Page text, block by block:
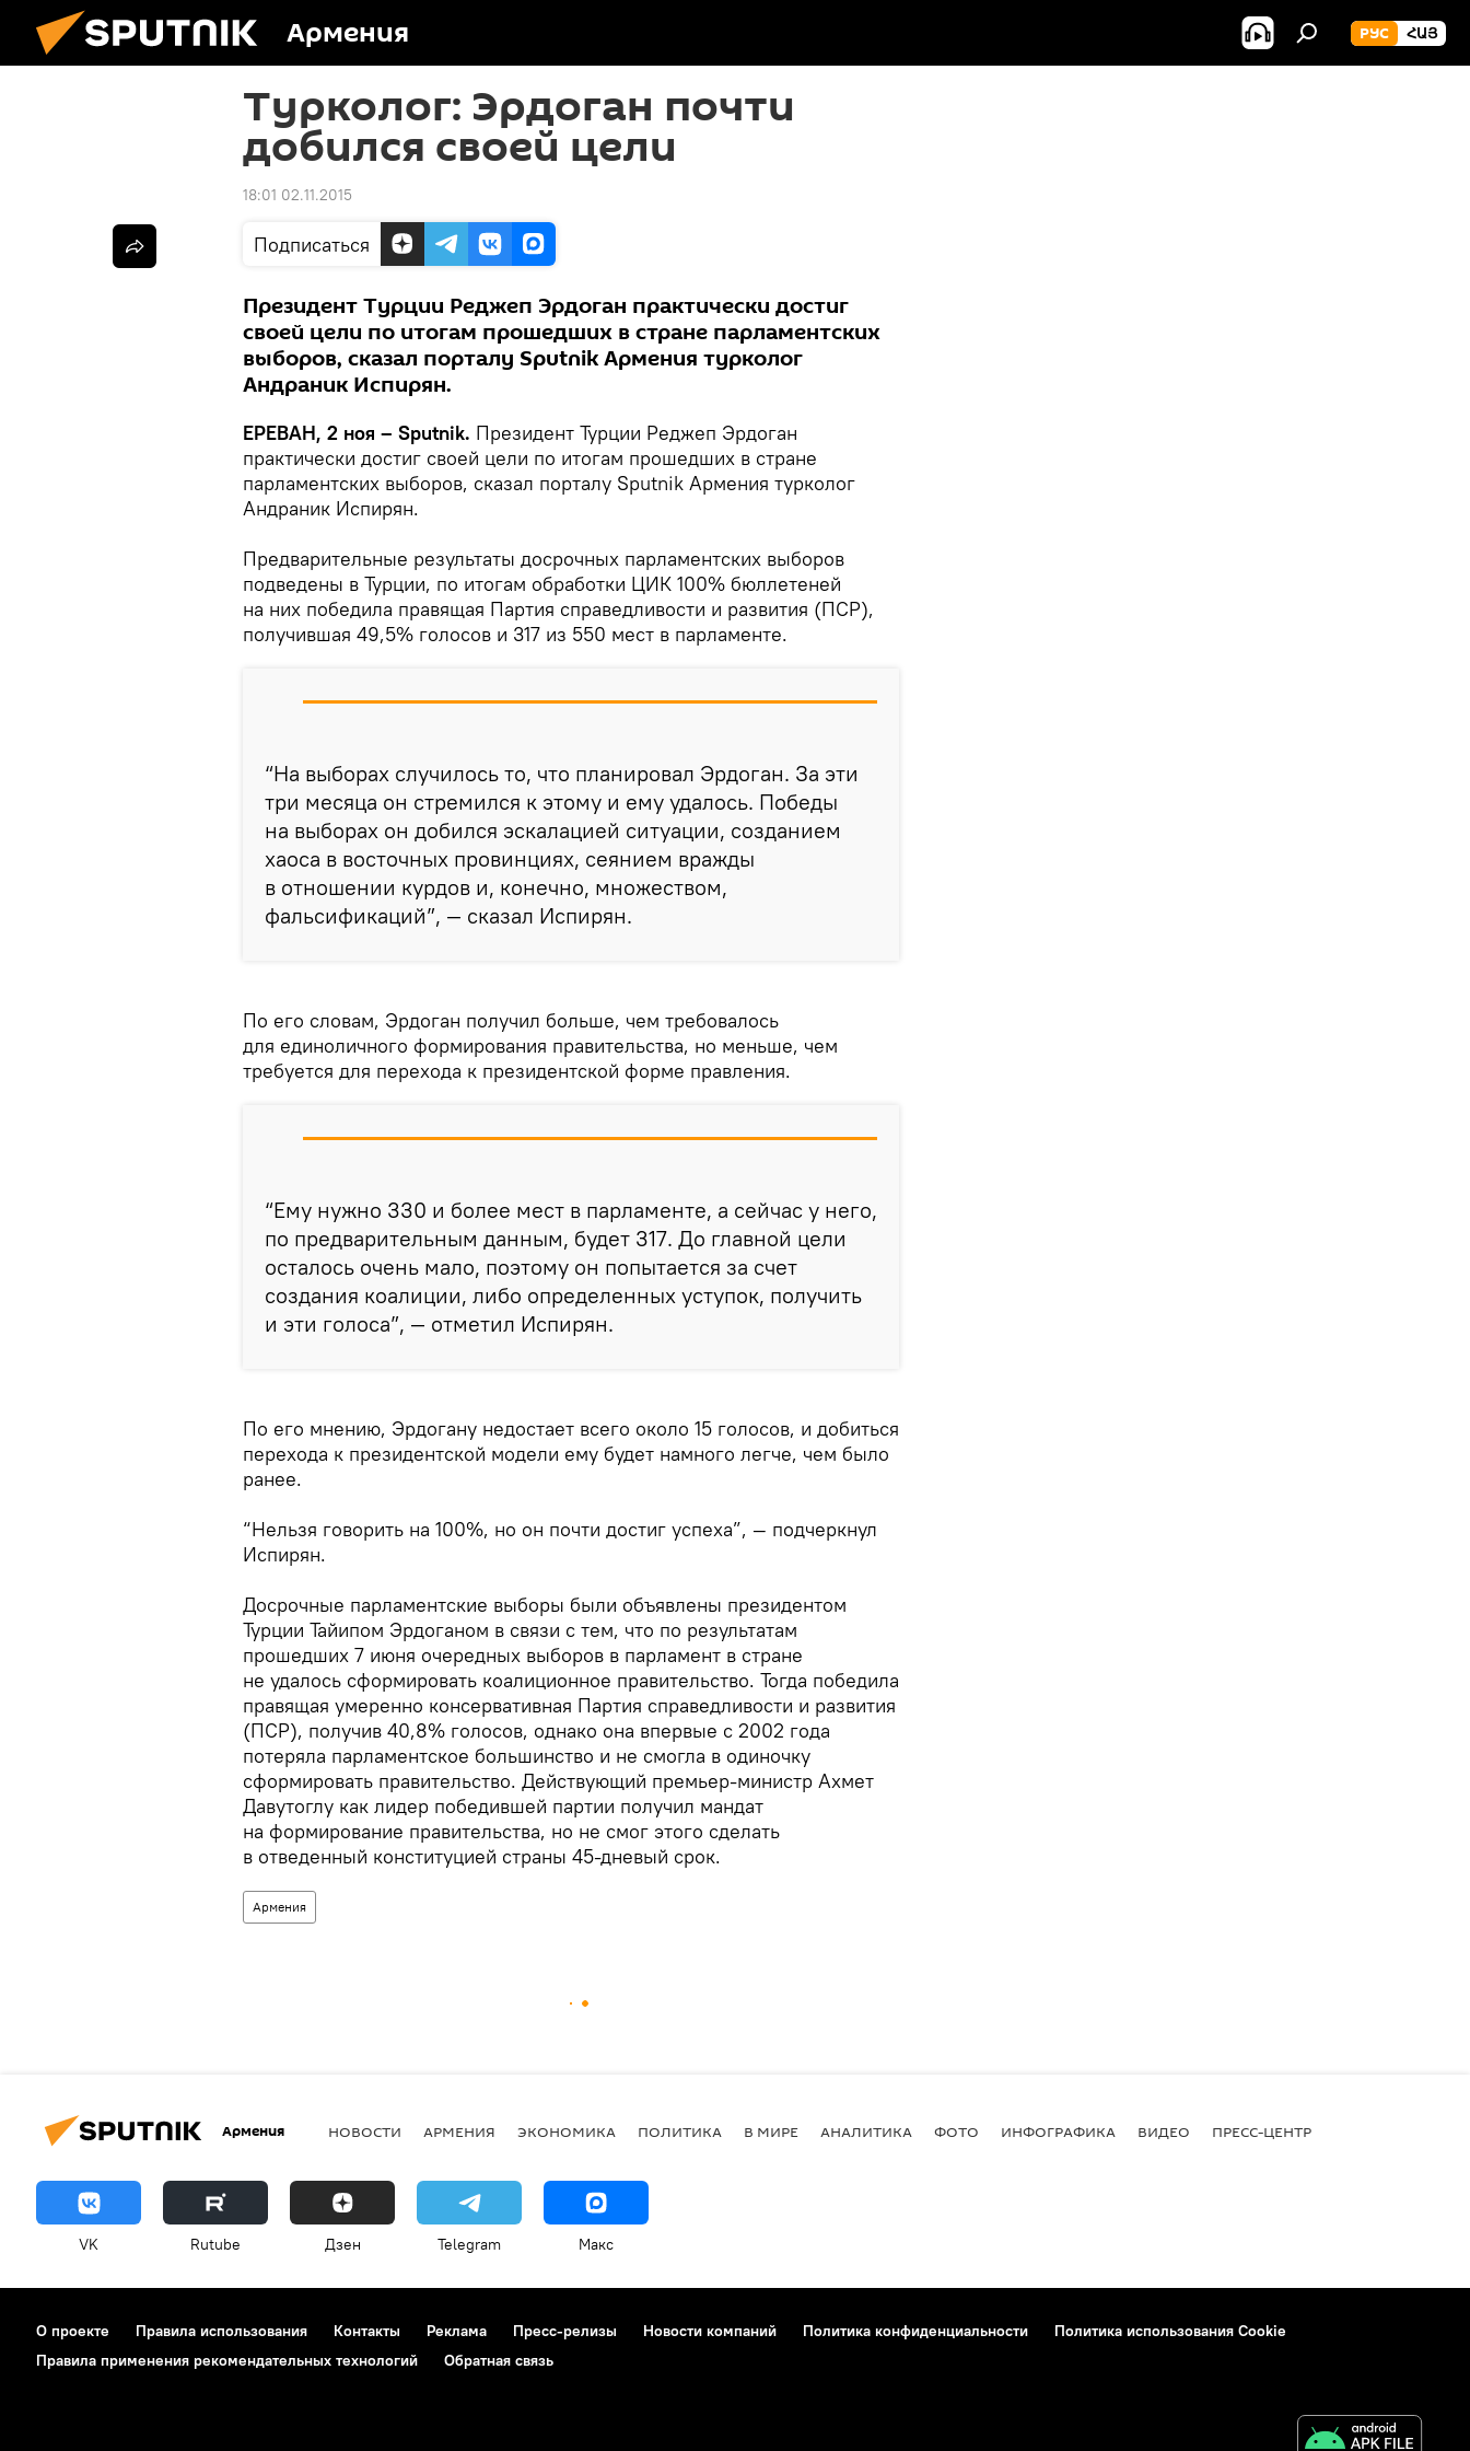
Армения РУС ՀԱՅ
Турколог: Эрдоган почти
добился своей цели
18:01 02.11.2015
Подписаться
Президент Турции Реджеп Эрдоган практически достиг
своей цели по итогам прошедших в стране парламентских
выборов, сказал порталу Sputnik Армения турколог
Андраник Испирян.
ЕРЕВАН, 2 ноя – Sputnik. Президент Турции Реджеп Эрдоган
практически достиг своей цели по итогам прошедших в стране
парламентских выборов, сказал порталу Sputnik Армения турколог
Андраник Испирян.
Предварительные результаты досрочных парламентских выборов
подведены в Турции, по итогам обработки ЦИК 100% бюллетеней
на них победила правящая Партия справедливости и развития (ПСР),
получившая 49,5% голосов и 317 из 550 мест в парламенте.
“На выборах случилось то, что планировал Эрдоган. За эти
три месяца он стремился к этому и ему удалось. Победы
на выборах он добился эскалацией ситуации, созданием
хаоса в восточных провинциях, сеянием вражды
в отношении курдов и, конечно, множеством,
фальсификаций”, — сказал Испирян.
По его словам, Эрдоган получил больше, чем требовалось
для единоличного формирования правительства, но меньше, чем
требуется для перехода к президентской форме правления.
“Ему нужно 330 и более мест в парламенте, а сейчас у него,
по предварительным данным, будет 317. До главной цели
осталось очень мало, поэтому он попытается за счет
создания коалиции, либо определенных уступок, получить
и эти голосa”, — отметил Испирян.
По его мнению, Эрдоганy недостает всего около 15 голосов, и добиться
перехода к президентской модели ему будет намного легче, чем было
ранее.
“Нельзя говорить на 100%, но он почти достиг успеха”, — подчеркнул
Испирян.
Досрочные парламентские выборы были объявлены президентом
Турции Тайипом Эрдоганом в связи с тем, что по результатам
прошедших 7 июня очередных выборов в парламент в стране
не удалось сформировать коалиционное правительство. Тогда победила
правящая умеренно консервативная Партия справедливости и развития
(ПСР), получив 40,8% голосов, однако она впервые с 2002 года
потеряла парламентское большинство и не смогла в одиночку
сформировать правительство. Действующий премьер-министр Ахмет
Давутоглу как лидер победившей партии получил мандат
на формирование правительства, но не смог этого сделать
в отведенный конституцией страны 45-дневый срок.
Армения
Армения НОВОСТИ АРМЕНИЯ ЭКОНОМИКА ПОЛИТИКА В МИРЕ АНАЛИТИКА ФОТО ИНФОГРАФИКА ВИДЕО ПРЕСС-ЦЕНТР
VK Rutube Дзен Telegram Макс
О проекте Правила использования Контакты Реклама Пресс-релизы Новости компаний Политика конфиденциальности
Политика использования Cookie
Правила применения рекомендательных технологий
Обратная связь